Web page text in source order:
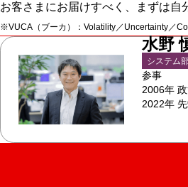
お客さまにお届けすべく、まずは自
※VUCA（ブーカ）：Volatility／Uncertainty／
水野
システム
参事
2006年
2022年